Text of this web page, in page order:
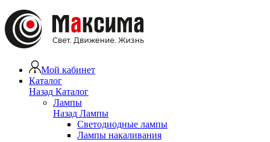
Мой кабинет
Каталог
Назад Каталог
Лампы
Назад Лампы
Светодиодные лампы
Лампы накаливания